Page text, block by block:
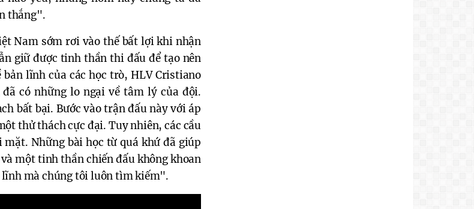
thắng".
Nam sớm rơi vào thế bất lợi khi nhận
giữ được tinh thần thi đấu để tạo nên
lĩnh của các học trò, HLV Cristiano
có những lo ngại về tâm lý của đội.
bất bại. Bước vào trận đấu này với áp
thử thách cực đại. Tuy nhiên, các cầu
Những bài học từ quá khứ đã giúp
một tinh thần chiến đấu không khoan
lĩnh mà chúng tôi luôn tìm kiếm".